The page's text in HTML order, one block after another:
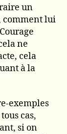
un
comment lui
ne
cela
à la
exemples
cas,
si on